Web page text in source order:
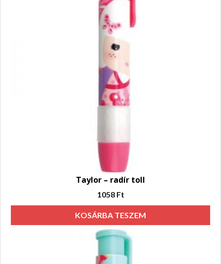
Taylor – radír toll
1058 Ft
KOSÁRBA TESZEM